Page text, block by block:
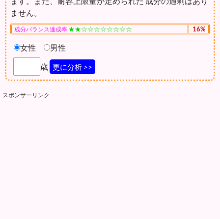
ません。
成分バランス達成率 ★★☆☆☆☆☆☆☆☆ 16%
女性 男性
歳 更に分析 >>
スポンサーリンク